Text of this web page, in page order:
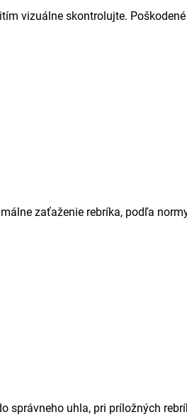
vizuálne skontrolujte.
zaťaženie rebríka, podľa
správneho uhla, pri príložných